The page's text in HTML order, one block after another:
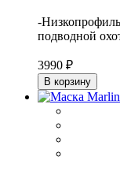
-
подводной
3990 ₽
В корзину